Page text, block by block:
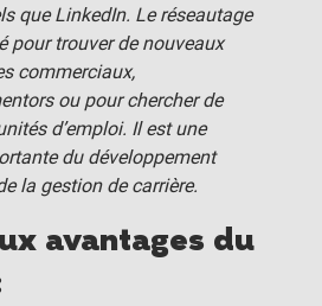
que LinkedIn. Le réseautage
pour trouver de nouveaux
commerciaux,
ou pour chercher de
d’emploi. Il est une
du développement
la gestion de carrière.
avantages du